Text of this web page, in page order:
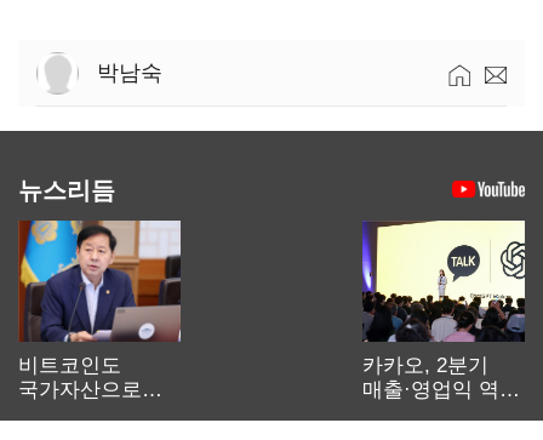
박남숙
뉴스리듬
비트코인도
국가자산으로…'
카카오, 2분기
매출·영업익 역대